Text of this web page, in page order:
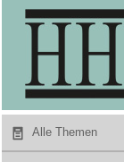
Alle Themen